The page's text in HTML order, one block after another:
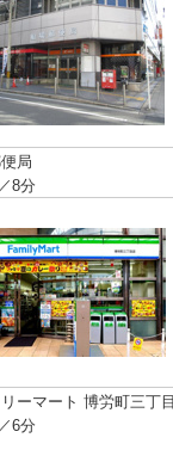
局
8分
ーマート 博労町三丁
6分